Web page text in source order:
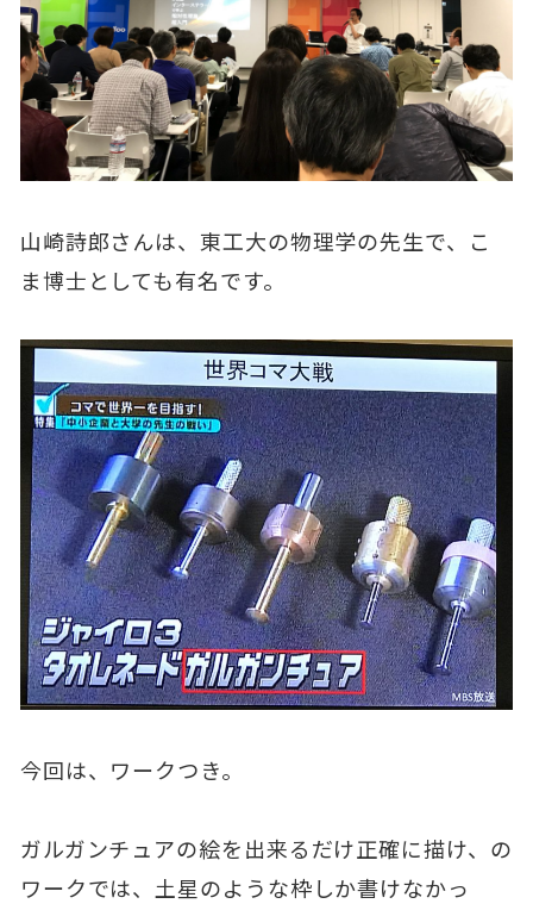
山崎詩郎さんは、東工大の物理学の先生で、こ
ま博士としても有名です。
今回は、ワークつき。
ガルガンチュアの絵を出来るだけ正確に描け、の
ワークでは、土星のような枠しか書けなかっ